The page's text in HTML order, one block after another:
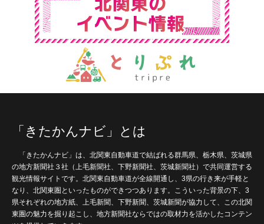
「きたかんナビ」とは
「きたかんナビ」は、北関東自動車道で結ばれる群馬県、栃木県、茨城県
の地方新聞社３社（上毛新聞社、下野新聞社、茨城新聞社）で共同運営する
観光情報サイトです。北関東自動車道が全線開通し、3県の行き来が手軽と
なり、北関東圏といったものができつつあります。こういった背景の下、3
県それぞれの地方紙、上毛新聞、下野新聞、茨城新聞が協力して、この北関
東圏の魅力を掘り起こし、地方新聞社ならではの取材力を活かしたコンテン